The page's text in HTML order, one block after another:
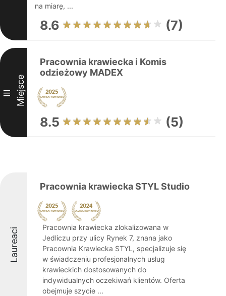
na miarę, ...
8.6 (7)
III Miejsce
Pracownia krawiecka i Komis
odzieżowy MADEX
8.5 (5)
Laureaci
Pracownia krawiecka STYL Studio
Pracownia krawiecka zlokalizowana w
Jedliczu przy ulicy Rynek 7, znana jako
Pracownia Krawiecka STYL, specjalizuje się
w świadczeniu profesjonalnych usług
krawieckich dostosowanych do
indywidualnych oczekiwań klientów. Oferta
obejmuje szycie ...